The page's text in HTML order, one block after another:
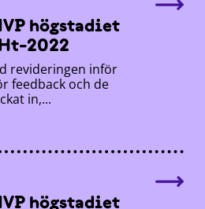
högstadiet
2022
revideringen inför
feedback och de
in,...
högstadiet